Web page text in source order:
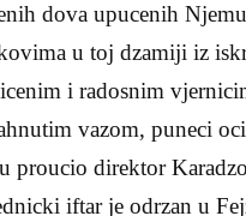
dova upucenih
u toj dzamiji iz
i radosnim
vazom, puneci
proucio direktor
iftar je odrzan u